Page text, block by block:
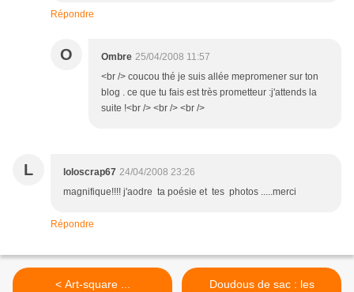
Répondre
O Ombre 25/04/2008 11:57
<br /> coucou thé je suis allée mepromener sur ton
blog . ce que tu fais est très prometteur :j'attends la
suite !<br /> <br /> <br />
L loloscrap67 24/04/2008 23:26
magnifique!!!! j'aodre ta poésie et tes photos .....merci
Répondre
< Art-square ...
Doudous de sac : les